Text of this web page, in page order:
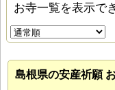
お寺一覧を表示で
島根県の安産祈願